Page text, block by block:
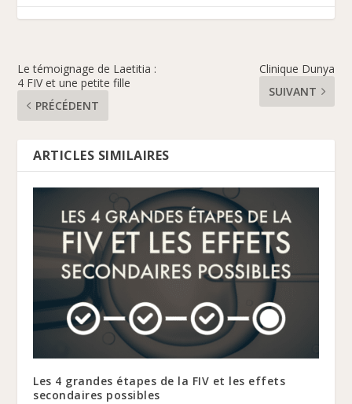
Le témoignage de Laetitia :
4 FIV et une petite fille
PRÉCÉDENT
Clinique Dunya
SUIVANT
ARTICLES SIMILAIRES
Les 4 grandes étapes de la FIV et les effets
secondaires possibles